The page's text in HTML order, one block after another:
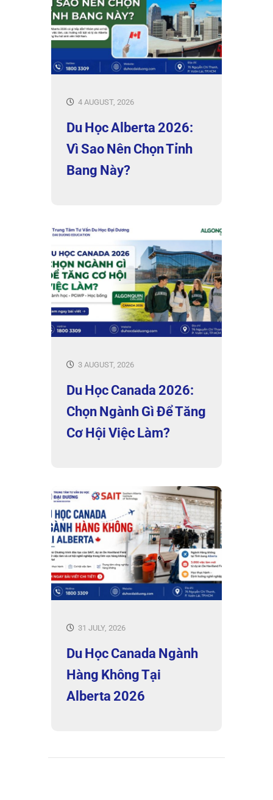
4 AUGUST, 2026
Du Học Alberta 2026:
Vì Sao Nên Chọn Tỉnh
Bang Này?
3 AUGUST, 2026
Du Học Canada 2026:
Chọn Ngành Gì Để Tăng
Cơ Hội Việc Làm?
31 JULY, 2026
Du Học Canada Ngành
Hàng Không Tại
Alberta 2026